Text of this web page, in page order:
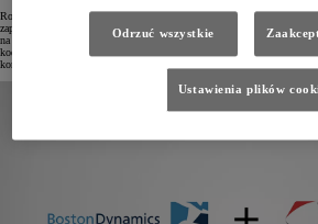
Robot Atlas firmy Boston Dynamics korzystający z opracowanych
zaprezentował nowe możliwości, łącząc poruszanie się, precyzyjne
na otoczenie. W przeciwieństwie do poprzedniej generacji nauka
kodowania. Dzięki zastosowaniu LBM Atlas błyskawicznie adaptuje się
konieczność pisania dodatkowych linijek kodu.
Odrzuć wszystkie
Ustawienia plików